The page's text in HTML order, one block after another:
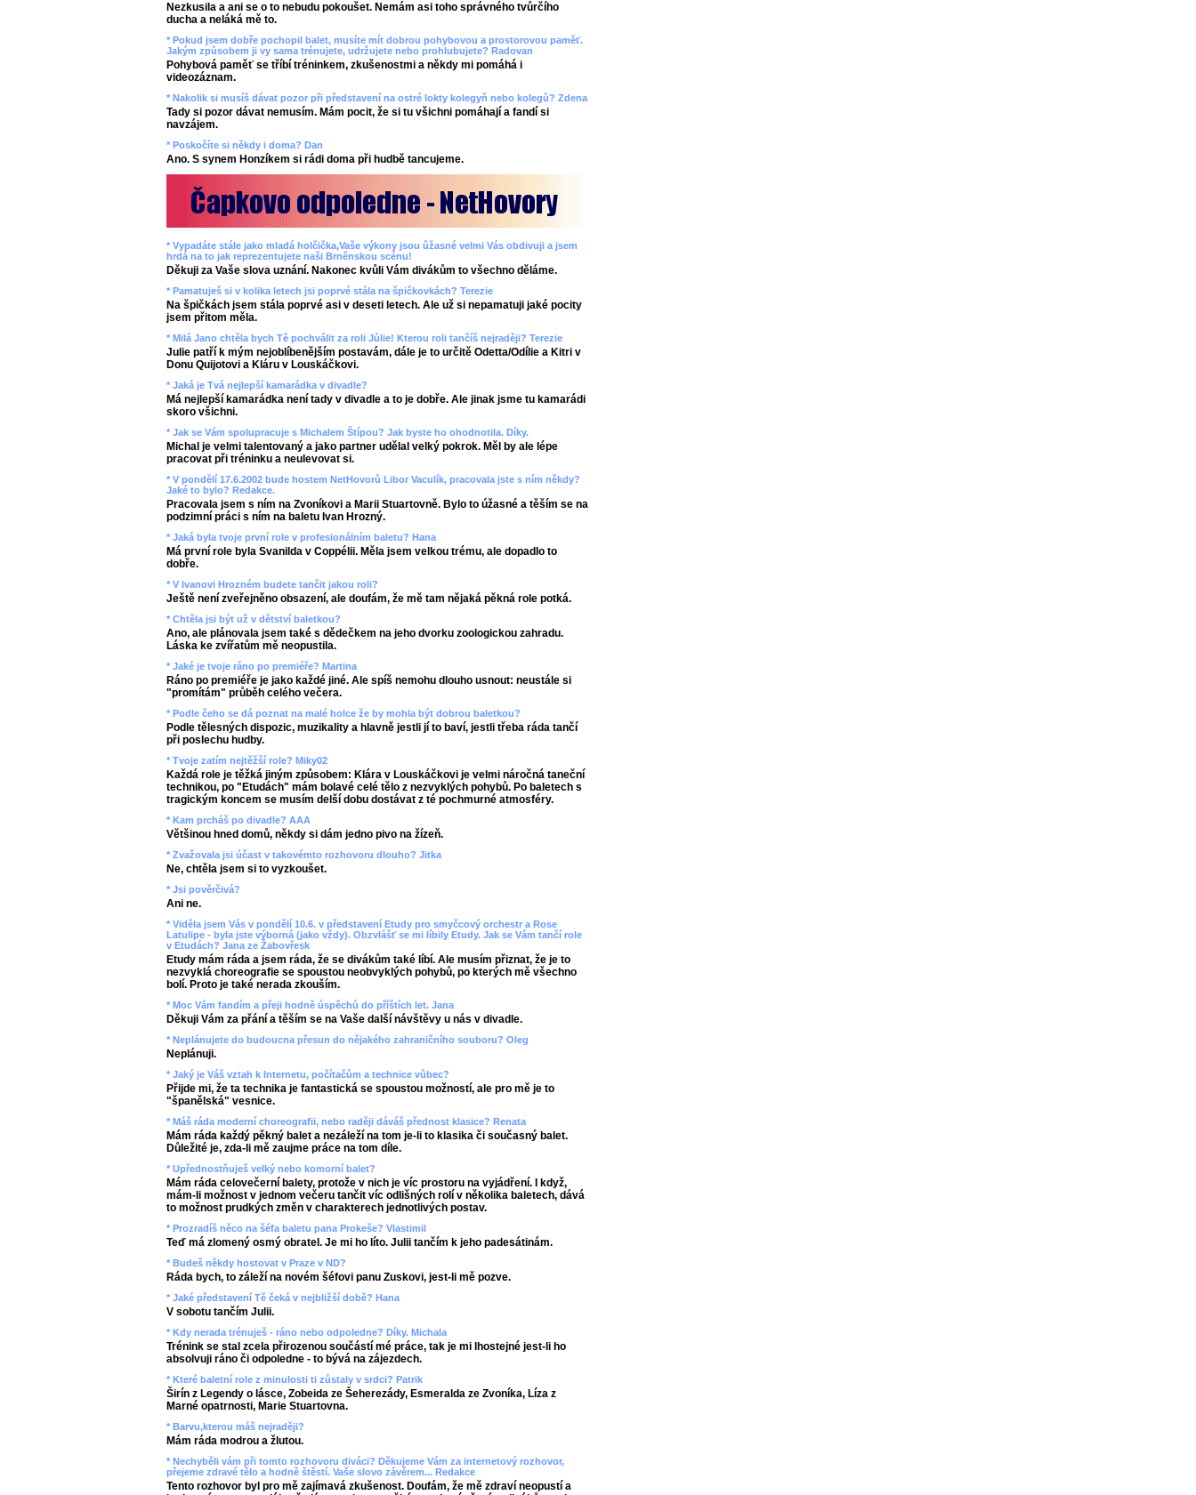
Nezkusila a ani se o to nebudu pokoušet. Nemám asi toho správného tvůrčího
ducha a neláká mě to.
* Pokud jsem dobře pochopil balet, musíte mít dobrou pohybovou a prostorovou paměť.
Jakým způsobem ji vy sama trénujete, udržujete nebo prohlubujete? Radovan
Pohybová paměť se tříbí tréninkem, zkušenostmi a někdy mi pomáhá i
videozáznam.
* Nakolik si musíš dávat pozor při představení na ostré lokty kolegyň nebo kolegů? Zdena
Tady si pozor dávat nemusím. Mám pocit, že si tu všichni pomáhají a fandí si
navzájem.
* Poskočíte si někdy i doma? Dan
Ano. S synem Honzíkem si rádi doma při hudbě tancujeme.
* Vypadáte stále jako mladá holčička,Vaše výkony jsou ůžasné velmi Vás obdivuji a jsem
hrdá na to jak reprezentujete naši Brněnskou scénu!
Děkuji za Vaše slova uznání. Nakonec kvůli Vám divákům to všechno děláme.
* Pamatuješ si v kolika letech jsi poprvé stála na špičkovkách? Terezie
Na špičkách jsem stála poprvé asi v deseti letech. Ale už si nepamatuji jaké pocity
jsem přitom měla.
* Milá Jano chtěla bych Tě pochválit za roli Jůlie! Kterou roli tančíš nejraději? Terezie
Julie patří k mým nejoblíbenějším postavám, dále je to určitě Odetta/Odílie a Kitri v
Donu Quijotovi a Kláru v Louskáčkovi.
* Jaká je Tvá nejlepší kamarádka v divadle?
Má nejlepší kamarádka není tady v divadle a to je dobře. Ale jinak jsme tu kamarádi
skoro všichni.
* Jak se Vám spolupracuje s Michalem Štípou? Jak byste ho ohodnotila. Díky.
Michal je velmi talentovaný a jako partner udělal velký pokrok. Měl by ale lépe
pracovat při tréninku a neulevovat si.
* V pondělí 17.6.2002 bude hostem NetHovorů Libor Vaculík, pracovala jste s ním někdy?
Jaké to bylo? Redakce.
Pracovala jsem s ním na Zvoníkovi a Marii Stuartovně. Bylo to úžasné a těším se na
podzimní práci s ním na baletu Ivan Hrozný.
* Jaká byla tvoje první role v profesionálním baletu? Hana
Má první role byla Svanilda v Coppélii. Měla jsem velkou trému, ale dopadlo to
dobře.
* V Ivanovi Hrozném budete tančit jakou roli?
Ještě není zveřejněno obsazení, ale doufám, že mě tam nějaká pěkná role potká.
* Chtěla jsi být už v dětství baletkou?
Ano, ale plánovala jsem také s dědečkem na jeho dvorku zoologickou zahradu.
Láska ke zvířatům mě neopustila.
* Jaké je tvoje ráno po premiéře? Martina
Ráno po premiéře je jako každé jiné. Ale spíš nemohu dlouho usnout: neustále si
"promítám" průběh celého večera.
* Podle čeho se dá poznat na malé holce že by mohla být dobrou baletkou?
Podle tělesných dispozic, muzikality a hlavně jestli jí to baví, jestli třeba ráda tančí
při poslechu hudby.
* Tvoje zatím nejtěžší role? Miky02
Každá role je těžká jiným způsobem: Klára v Louskáčkovi je velmi náročná taneční
technikou, po "Etudách" mám bolavé celé tělo z nezvyklých pohybů. Po baletech s
tragickým koncem se musím delší dobu dostávat z té pochmurné atmosféry.
* Kam prcháš po divadle? AAA
Většinou hned domů, někdy si dám jedno pivo na žízeň.
* Zvažovala jsi účast v takovémto rozhovoru dlouho? Jitka
Ne, chtěla jsem si to vyzkoušet.
* Jsi pověrčivá?
Ani ne.
* Viděla jsem Vás v pondělí 10.6. v představení Etudy pro smyčcový orchestr a Rose
Latulipe - byla jste výborná (jako vždy). Obzvlášť se mi líbily Etudy. Jak se Vám tančí role
v Etudách? Jana ze Žabovřesk
Etudy mám ráda a jsem ráda, že se divákům také líbí. Ale musím přiznat, že je to
nezvyklá choreografie se spoustou neobvyklých pohybů, po kterých mě všechno
bolí. Proto je také nerada zkouším.
* Moc Vám fandím a přeji hodně úspěchů do příštích let. Jana
Děkuji Vám za přání a těším se na Vaše další návštěvy u nás v divadle.
* Neplánujete do budoucna přesun do nějakého zahraničního souboru? Oleg
Neplánuji.
* Jaký je Váš vztah k Internetu, počítačům a technice vůbec?
Přijde mi, že ta technika je fantastická se spoustou možností, ale pro mě je to
"španělská" vesnice.
* Máš ráda moderní choreografii, nebo raději dáváš přednost klasice? Renata
Mám ráda každý pěkný balet a nezáleží na tom je-li to klasika či současný balet.
Důležité je, zda-li mě zaujme práce na tom díle.
* Upřednostňuješ velký nebo komorní balet?
Mám ráda celovečerní balety, protože v nich je víc prostoru na vyjádření. I když,
mám-li možnost v jednom večeru tančit víc odlišných rolí v několika baletech, dává
to možnost prudkých změn v charakterech jednotlivých postav.
* Prozradíš něco na šéfa baletu pana Prokeše? Vlastimil
Teď má zlomený osmý obratel. Je mi ho líto. Julii tančím k jeho padesátinám.
* Budeš někdy hostovat v Praze v ND?
Ráda bych, to záleží na novém šéfovi panu Zuskovi, jest-li mě pozve.
* Jaké představení Tě čeká v nejbližší době? Hana
V sobotu tančím Julii.
* Kdy nerada trénuješ - ráno nebo odpoledne? Díky. Michala
Trénink se stal zcela přirozenou součástí mé práce, tak je mi lhostejné jest-li ho
absolvuji ráno či odpoledne - to bývá na zájezdech.
* Které baletní role z minulosti ti zůstaly v srdci? Patrik
Širín z Legendy o lásce, Zobeida ze Šeherezády, Esmeralda ze Zvoníka, Líza z
Marné opatrnosti, Marie Stuartovna.
* Barvu,kterou máš nejraději?
Mám ráda modrou a žlutou.
* Nechyběli vám při tomto rozhovoru diváci? Děkujeme Vám za internetový rozhovor,
přejeme zdravé tělo a hodně štěstí. Vaše slovo závěrem... Redakce
Tento rozhovor byl pro mě zajímavá zkušenost. Doufám, že mě zdraví neopustí a